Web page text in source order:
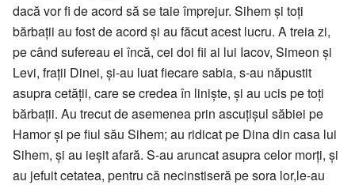
dacă vor fi de acord să se taie împrejur. Sihem și toți
bărbații au fost de acord și au făcut acest lucru. A treia zi,
pe când sufereau ei încă, cei doi fii ai lui Iacov, Simeon și
Levi, frații Dinei, și-au luat fiecare sabia, s-au năpustit
asupra cetății, care se credea în liniște, și au ucis pe toți
bărbații. Au trecut de asemenea prin ascuțișul săbiei pe
Hamor și pe fiul său Sihem; au ridicat pe Dina din casa lui
Sihem, și au ieșit afară. S-au aruncat asupra celor morți, și
au jefuit cetatea, pentru că necinstiseră pe sora lor,le-au